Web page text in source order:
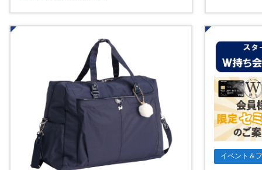
イベント＆